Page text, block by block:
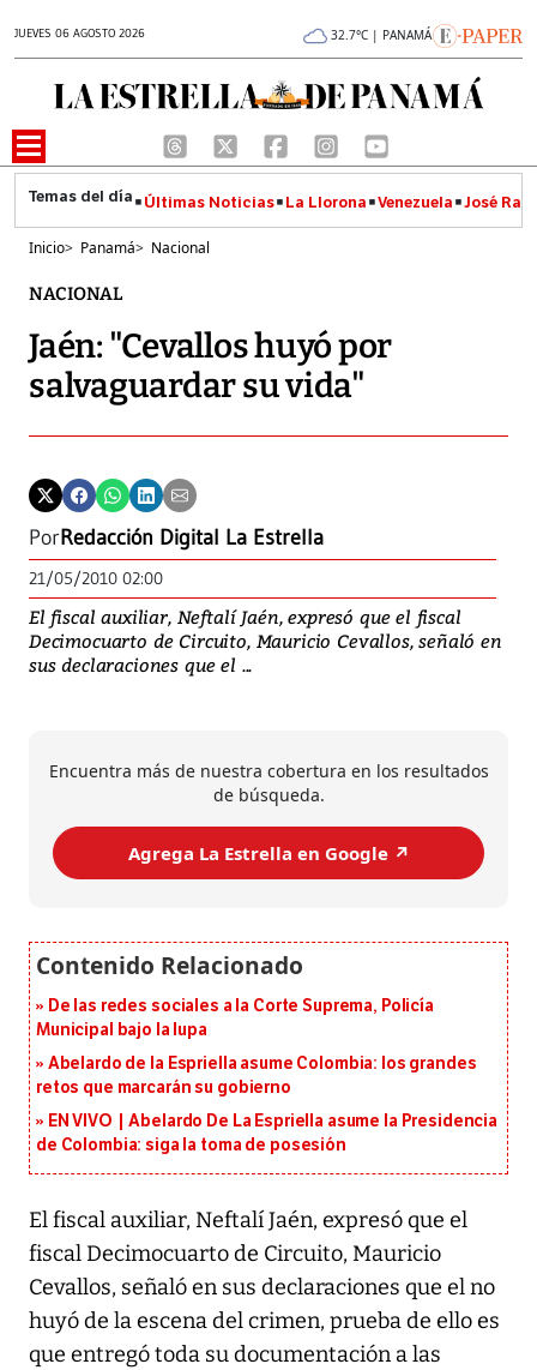
JUEVES 06 AGOSTO 2026 32.7°C | PANAMÁ
Últimas Noticias La Llorona Venezuela José
Inicio> Panamá> Nacional
NACIONAL
Jaén: "Cevallos huyó por
salvaguardar su vida"
PorRedacción Digital La Estrella
21/05/2010 02:00
El fiscal auxiliar, Neftalí Jaén, expresó que el fiscal
Decimocuarto de Circuito, Mauricio Cevallos, señaló en
sus declaraciones que el ...
Encuentra más de nuestra cobertura en los resultados
de búsqueda.
Agrega La Estrella en Google ↗️
De las redes sociales a la Corte Suprema, Policía
Municipal bajo la lupa
Abelardo de la Espriella asume Colombia: los grandes
retos que marcarán su gobierno
EN VIVO | Abelardo De La Espriella asume la Presidencia
de Colombia: siga la toma de posesión
El fiscal auxiliar, Neftalí Jaén, expresó que el
fiscal Decimocuarto de Circuito, Mauricio
Cevallos, señaló en sus declaraciones que el no
huyó de la escena del crimen, prueba de ello es
que entregó toda su documentación a las